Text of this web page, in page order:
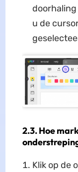
u de
2.3. Hoe
Klik op de